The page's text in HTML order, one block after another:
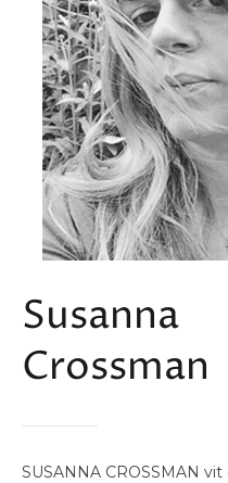
Susanna
Crossman
SUSANNA CROSSMAN